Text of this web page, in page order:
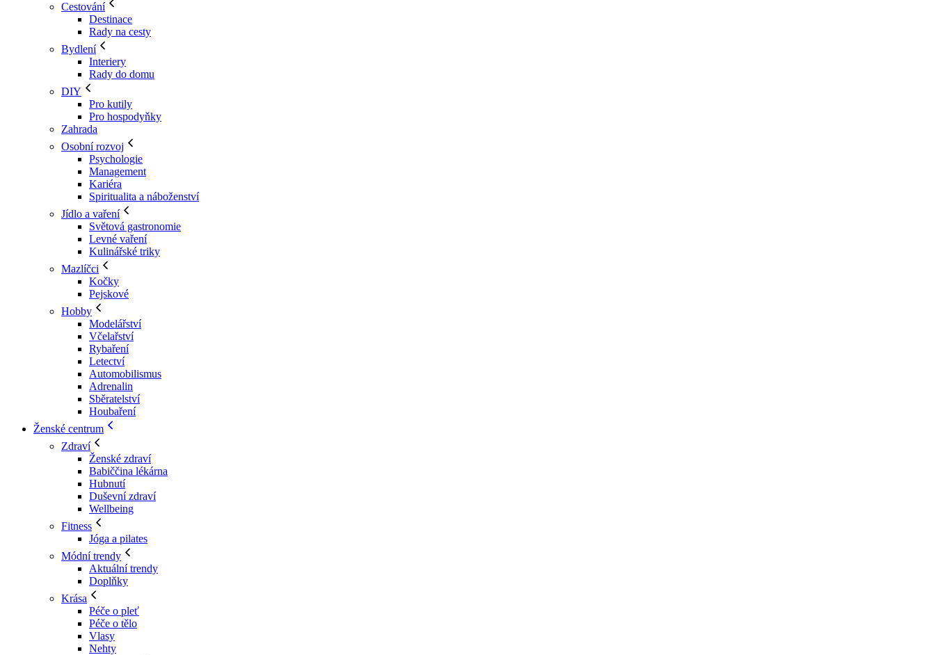
Cestování
Destinace
Rady na cesty
Bydlení
Interiery
Rady do domu
DIY
Pro kutily
Pro hospodyňky
Zahrada
Osobní rozvoj
Psychologie
Management
Kariéra
Spiritualita a náboženství
Jídlo a vaření
Světová gastronomie
Levné vaření
Kulinářské triky
Mazlíčci
Kočky
Pejskové
Hobby
Modelářství
Včelařství
Rybaření
Letectví
Automobilismus
Adrenalin
Sběratelství
Houbaření
Ženské centrum
Zdraví
Ženské zdraví
Babiččina lékárna
Hubnutí
Duševní zdraví
Wellbeing
Fitness
Jóga a pilates
Módní trendy
Aktuální trendy
Doplňky
Krása
Péče o pleť
Péče o tělo
Vlasy
Nehty